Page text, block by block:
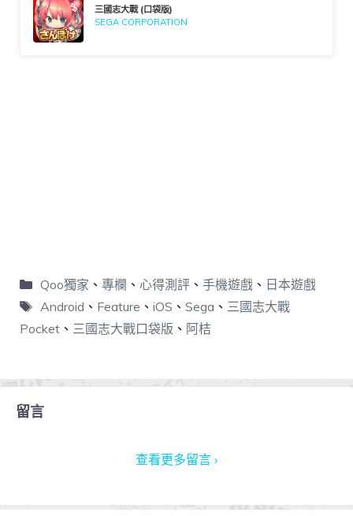
三國志大戰 (口袋版)
SEGA CORPORATION
Qoo獨家 、 專欄 、 心得測評、 手機遊戲、 日本遊戲
Android 、 Feature 、 iOS 、 Sega 、 三國志大戰
Pocket 、 三國志大戰口袋版 、 阿桔
留言
查看更多留言 ›